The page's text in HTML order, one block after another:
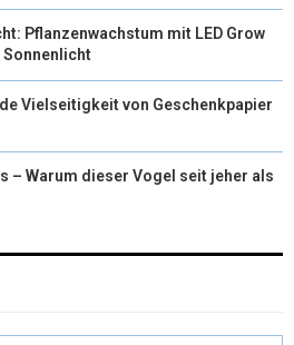
Pflanzenwachstum mit LED Grow
Vielseitigkeit von Geschenkpapier
– Warum dieser Vogel seit jeher als